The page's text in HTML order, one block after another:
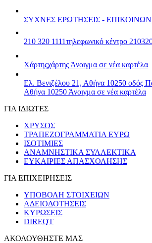
ΣΥΧΝΕΣ ΕΡΩΤΗΣΕΙΣ -
210 320 1111τηλεφωνικό κέντρο
Χάρτηςχάρτης Άνοιγμα σε νέα καρτέλα
Ελ. Βενιζέλου 21, Αθήνα 10250 οδός
Αθήνα 10250 Άνοιγμα σε νέα καρτέλα
ΓΙΑ ΙΔΙΩΤΕΣ
ΧΡΥΣΟΣ
ΤΡΑΠΕΖΟΓΡΑΜΜΑΤΙΑ ΕΥΡΩ
ΙΣΟΤΙΜΙΕΣ
ΑΝΑΜΝΗΣΤΙΚΑ ΣΥΛΛΕΚΤΙΚΑ
ΕΥΚΑΙΡΙΕΣ ΑΠΑΣΧΟΛΗΣΗΣ
ΓΙΑ ΕΠΙΧΕΙΡΗΣΕΙΣ
ΥΠΟΒΟΛΗ ΣΤΟΙΧΕΙΩΝ
ΑΔΕΙΟΔΟΤΗΣΕΙΣ
ΚΥΡΩΣΕΙΣ
DIREQT
ΑΚΟΛΟΥΘΗΣΤΕ ΜΑΣ